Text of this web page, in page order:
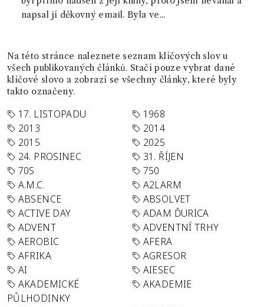
napsal jí děkovný email. Byla ve...
Na této stránce naleznete seznam klíčových slov u
všech publikovaných článků. Stačí pouze vybrat dané
klíčové slovo a zobrazí se všechny články, které byly
takto označeny.
17. LISTOPADU
1968
2013
2014
2015
2025
24. PROSINEC
31. ŘÍJEN
70S
750
A.M.C.
A2LARM
ABSENCE
ABSOLVET
ACTIVE DAY
ADAM ĎURICA
ADVENT
ADVENTNÍ TRHY
AEROBIC
AFERA
AFRIKA
AGRESOR
AI
AIESEC
AKADEMICKÉ
PŮLHODINKY
AKADEMIE